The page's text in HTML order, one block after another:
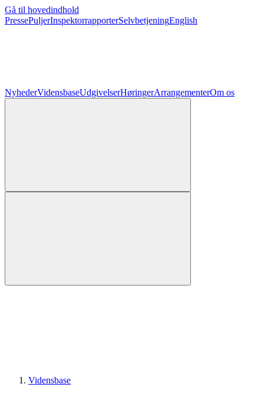
Gå til hovedindhold
PressePuljerInspektorrapporterSelvbetjeningEnglish
NyhederVidensbaseUdgivelserHøringerArrangementerOm os
Vidensbase